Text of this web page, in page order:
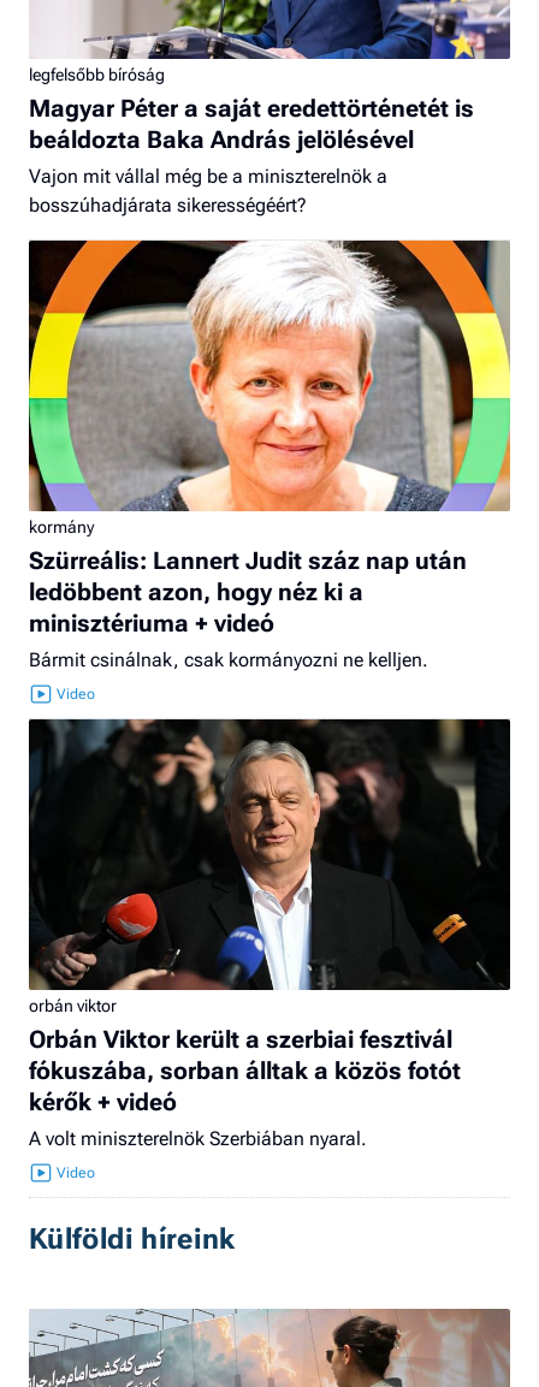
legfelsőbb bíróság
Magyar Péter a saját eredettörténetét is
beáldozta Baka András jelölésével
Vajon mit vállal még be a miniszterelnök a
bosszúhadjárata sikerességéért?
kormány
Szürreális: Lannert Judit száz nap után
ledöbbent azon, hogy néz ki a
minisztériuma + videó
Bármit csinálnak, csak kormányozni ne kelljen.
orbán viktor
Orbán Viktor került a szerbiai fesztivál
fókuszába, sorban álltak a közös fotót
kérők + videó
A volt miniszterelnök Szerbiában nyaral.
Külföldi híreink